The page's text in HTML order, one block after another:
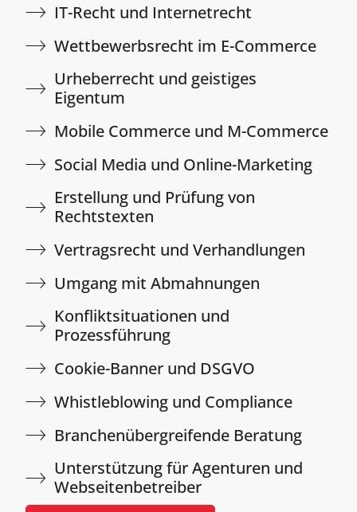
IT-Recht und Internetrecht​
Wettbewerbsrecht im E-Commerce​
Urheberrecht und geistiges
Eigentum​​
Mobile Commerce und M-Commerce​
Social Media und Online-Marketing​
Erstellung und Prüfung von
Rechtstexten​
Vertragsrecht und Verhandlungen​
Umgang mit Abmahnungen​
Konfliktsituationen und
Prozessführung​
Cookie-Banner und DSGVO​
Whistleblowing und Compliance​
Branchenübergreifende Beratung​
Unterstützung für Agenturen und
Webseitenbetreiber​